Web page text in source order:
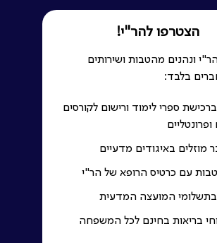
הצטרפו להר"י!
ונהנים מהטבות ושירותים
בלבד:
ספרי לימוד ורישום לקורסים
ופרונטליים
מוזלים באיגודים מדעיים
עם כרטיס הרופא של הר"י
המועצה המדעית
בריאות בחינם לכל המשפחה